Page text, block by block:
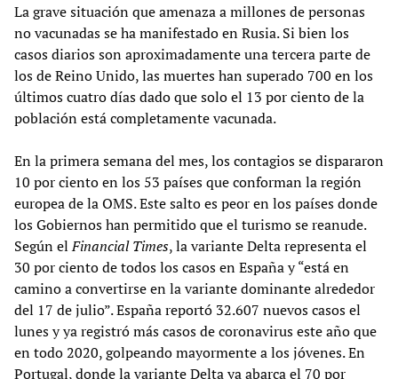
La grave situación que amenaza a millones de personas
no vacunadas se ha manifestado en Rusia. Si bien los
casos diarios son aproximadamente una tercera parte de
los de Reino Unido, las muertes han superado 700 en los
últimos cuatro días dado que solo el 13 por ciento de la
población está completamente vacunada.
En la primera semana del mes, los contagios se dispararon
10 por ciento en los 53 países que conforman la región
europea de la OMS. Este salto es peor en los países donde
los Gobiernos han permitido que el turismo se reanude.
Según elFinancial Times, la variante Delta representa el
30 por ciento de todos los casos en España y “está en
camino a convertirse en la variante dominante alrededor
del 17 de julio”. España reportó 32.607 nuevos casos el
lunes y ya registró más casos de coronavirus este año que
en todo 2020, golpeando mayormente a los jóvenes. En
Portugal, donde la variante Delta ya abarca el 70 por